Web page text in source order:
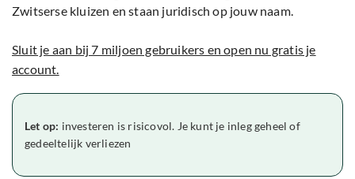
Zwitserse kluizen en staan juridisch op jouw naam.
Sluit je aan bij 7 miljoen gebruikers en open nu gratis je
account.
Let op: investeren is risicovol. Je kunt je inleg geheel of
gedeeltelijk verliezen